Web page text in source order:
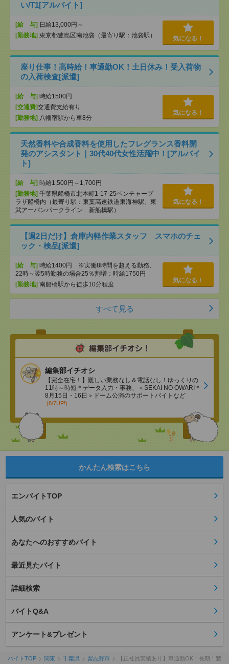
い/T1[アルバイト]
[給 与] 日給13,000円～
[勤務地] 東京都豊島区南池袋（最寄り駅：池袋駅） 気になる！
座り仕事！高時給！車通勤OK！土日休み！受入荷物
の入荷検査[派遣]
[給 与] 時給1500円
[交通費]交通費支給有り
[勤務地] 八幡宿駅から車8分
気になる！
天然香料や合成香料を使用したフレグランス香料開
発のアシスタント｜30代40代女性活躍中！[アルバイ
ト]
[給 与] 時給1,500円～1,700円
[勤務地] 千葉県船橋市北本町1-17-25ベンチャープ
ラザ船橋内（最寄り駅：東葉高速鉄道東海神駅、東
武アーバンパークライン 新船橋駅）
気になる！
【週2日だけ】倉庫内軽作業スタッフ スマホのチェ
ック・検品[派遣]
[給 与] 時給1400円 ※実働8時間を超える勤務、
22時～翌5時勤務の場合25％割増：時給1750円
[勤務地] 南船橋駅から徒歩10分程度
気になる！
すべて見る
編集部イチオシ
【完全在宅！】難しい業務なし＆電話なし！ゆっくりの
11時～時短＊データ入力・事務、＜SEKAI NO OWARI＊
8月15日・16日＞ドーム公演のサポートバイトなど
(8/7UP!)
かんたん検索はこちら
エンバイトTOP
人気のバイト
あなたへのおすすめバイト
最近見たバイト
詳細検索
バイトQ&A
アンケート&プレゼント
バイトTOP 関東 千葉県 習志野市 【正社員実績あり】車通勤OK！長期！製